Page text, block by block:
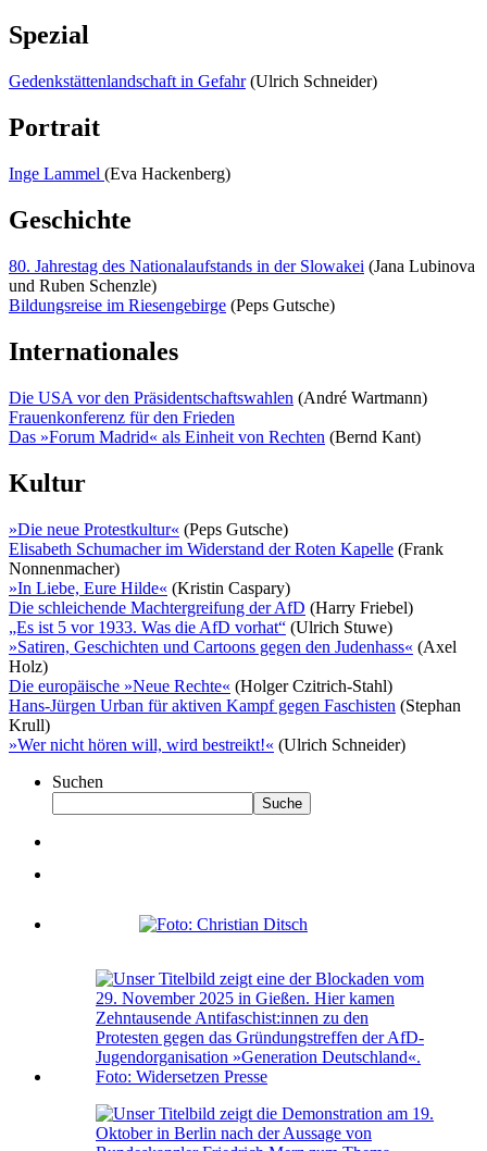
Spezial
Gedenkstättenlandschaft in Gefahr(Ulrich Schneider)
Portrait
Inge Lammel (Eva Hackenberg)
Geschichte
80. Jahrestag des Nationalaufstands in der Slowakei (Jana Lubinova
und Ruben Schenzle)
Bildungsreise im Riesengebirge (Peps Gutsche)
Internationales
Die USA vor den Präsidentschaftswahlen (André Wartmann)
Frauenkonferenz für den Frieden
Das »Forum Madrid« als Einheit von Rechten (Bernd Kant)
Kultur
»Die neue Protestkultur« (Peps Gutsche)
Elisabeth Schumacher im Widerstand der Roten Kapelle (Frank
Nonnenmacher)
»In Liebe, Eure Hilde« (Kristin Caspary)
Die schleichende Machtergreifung der AfD (Harry Friebel)
„Es ist 5 vor 1933. Was die AfD vorhat“ (Ulrich Stuwe)
»Satiren, Geschichten und Cartoons gegen den Judenhass« (Axel
Holz)
Die europäische »Neue Rechte« (Holger Czitrich-Stahl)
Hans-Jürgen Urban für aktiven Kampf gegen Faschisten (Stephan
Krull)
»Wer nicht hören will, wird bestreikt!« (Ulrich Schneider)
Suchen
Suche